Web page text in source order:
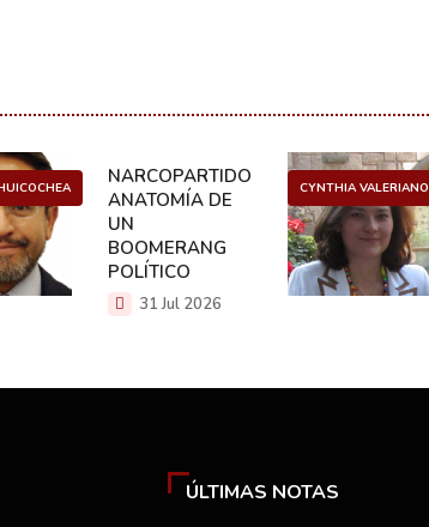
NARCOPARTIDO:
ANATOMÍA DE
UN
BOOMERANG
POLÍTICO
31 Jul 2026
CYNTHIA VALERIANO
ÚLTIMAS NOTAS